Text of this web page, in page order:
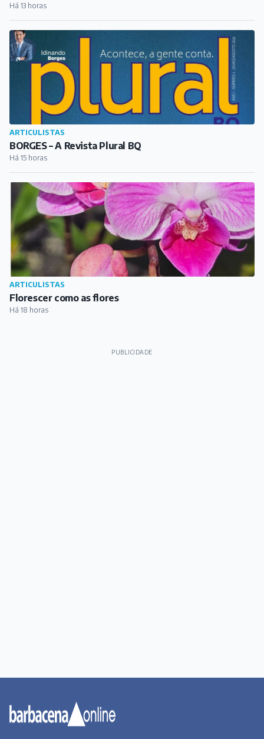
Há 13 horas
ARTICULISTAS
BORGES – A Revista Plural BQ
Há 15 horas
ARTICULISTAS
Florescer como as flores
Há 18 horas
PUBLICIDADE